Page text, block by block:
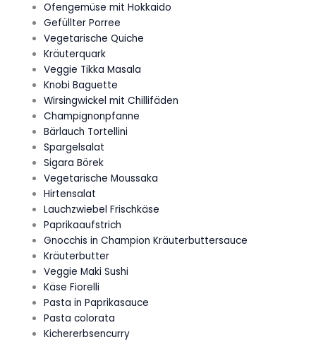
Ofengemüse mit Hokkaido
Gefüllter Porree
Vegetarische Quiche
Kräuterquark
Veggie Tikka Masala
Knobi Baguette
Wirsingwickel mit Chillifäden
Champignonpfanne
Bärlauch Tortellini
Spargelsalat
Sigara Börek
Vegetarische Moussaka
Hirtensalat
Lauchzwiebel Frischkäse
Paprikaaufstrich
Gnocchis in Champion Kräuterbuttersauce
Kräuterbutter
Veggie Maki Sushi
Käse Fiorelli
Pasta in Paprikasauce
Pasta colorata
Kichererbsencurry